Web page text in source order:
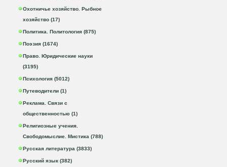
Охотничье хозяйство. Рыбное
хозяйство (17)
Политика. Политология (875)
Поэзия (1674)
Право. Юридические науки
(3195)
Психология (5012)
Путеводители (1)
Реклама. Связи с
общественностью (1)
Религиозные учения.
Свободомыслие. Мистика (788)
Русская литература (3833)
Русский язык (382)